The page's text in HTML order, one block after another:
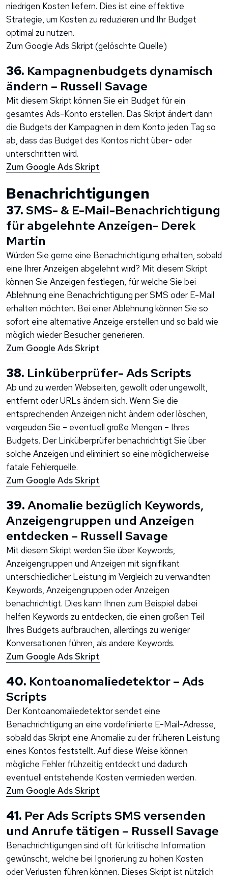
niedrigen Kosten liefern. Dies ist eine effektive
Strategie, um Kosten zu reduzieren und Ihr Budget
optimal zu nutzen.
Zum Google Ads Skript (gelöschte Quelle)
36. Kampagnenbudgets dynamisch
ändern – Russell Savage
Mit diesem Skript können Sie ein Budget für ein
gesamtes Ads-Konto erstellen. Das Skript ändert dann
die Budgets der Kampagnen in dem Konto jeden Tag so
ab, dass das Budget des Kontos nicht über- oder
unterschritten wird.
Zum Google Ads Skript
Benachrichtigungen
37.SMS- & E-Mail-Benachrichtigung
für abgelehnte Anzeigen- Derek
Martin
Würden Sie gerne eine Benachrichtigung erhalten, sobald
eine Ihrer Anzeigen abgelehnt wird? Mit diesem Skript
können Sie Anzeigen festlegen, für welche Sie bei
Ablehnung eine Benachrichtigung per SMS oder E-Mail
erhalten möchten. Bei einer Ablehnung können Sie so
sofort eine alternative Anzeige erstellen und so bald wie
möglich wieder Besucher generieren.
Zum Google Ads Skript
38. Linküberprüfer- Ads Scripts
Ab und zu werden Webseiten, gewollt oder ungewollt,
entfernt oder URLs ändern sich. Wenn Sie die
entsprechenden Anzeigen nicht ändern oder löschen,
vergeuden Sie – eventuell große Mengen – Ihres
Budgets. Der Linküberprüfer benachrichtigt Sie über
solche Anzeigen und eliminiert so eine möglicherweise
fatale Fehlerquelle.
Zum Google Ads Skript
39.Anomalie bezüglich Keywords,
Anzeigengruppen und Anzeigen
entdecken – Russell Savage
Mit diesem Skript werden Sie über Keywords,
Anzeigengruppen und Anzeigen mit signifikant
unterschiedlicher Leistung im Vergleich zu verwandten
Keywords, Anzeigengruppen oder Anzeigen
benachrichtigt. Dies kann Ihnen zum Beispiel dabei
helfen Keywords zu entdecken, die einen großen Teil
Ihres Budgets aufbrauchen, allerdings zu weniger
Konversationen führen, als andere Keywords.
Zum Google Ads Skript
40. Kontoanomaliedetektor – Ads
Scripts
Der Kontoanomaliedetektor sendet eine
Benachrichtigung an eine vordefinierte E-Mail-Adresse,
sobald das Skript eine Anomalie zu der früheren Leistung
eines Kontos feststellt. Auf diese Weise können
mögliche Fehler frühzeitig entdeckt und dadurch
eventuell entstehende Kosten vermieden werden.
Zum Google Ads Skript
41. Per Ads Scripts SMS versenden
und Anrufe tätigen – Russell Savage
Benachrichtigungen sind oft für kritische Information
gewünscht, welche bei Ignorierung zu hohen Kosten
oder Verlusten führen können. Dieses Skript ist nützlich